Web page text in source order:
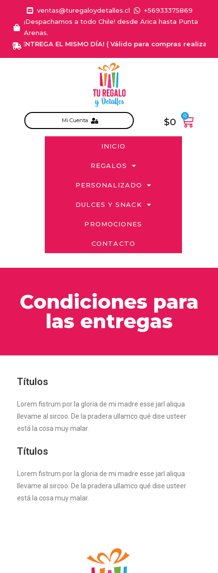
ventas@turegaloydetalles.cl
+56933375869
¡Despachamos a todo Chile! desde Arica hasta Punta
Arenas.
¡ENTREGA EL MISMO DÍA! ( Válido para compras
Mi Cuenta $0
0
INICIO
REGALOS
PERSONALIZADO
DULCES Y SNACK
PROMOCIONES
CONTACTO
Condiciones para
las entregas
Títulos
Lorem fistrum por la gloria de mi madre esse jarl aliqua
llevame al sircoo. De la pradera ullamco qué dise usteer
está la cosa muy malar.
Títulos
Lorem fistrum por la gloria de mi madre esse jarl aliqua
llevame al sircoo. De la pradera ullamco qué dise usteer
está la cosa muy malar.